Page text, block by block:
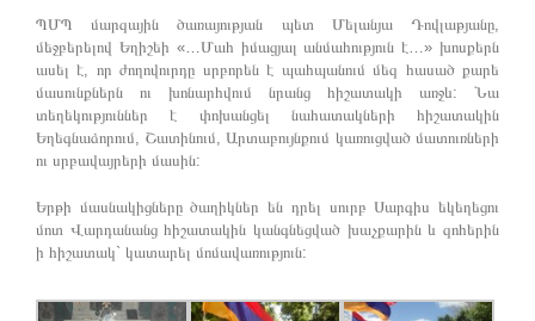
ՊՄՊ մարզային ծառայության պետ Մելանյա Դովլաթյանը,
մեջբերելով Եղիշեի «…Մահ իմացյալ անմահություն է…» խոսքերն
ասել է, որ ժողովուրդը սրբորեն է պահպանում մեզ հասած քարե
մասունքներն ու խոնարհվում նրանց հիշատակի առջև: Նա
տեղեկություններ է փոխանցել նահատակների հիշատակին
Եղեգնաձորում, Շատինում, Արտաբույնքում կառուցված մատուռների
ու սրբավայրերի մասին:
Երթի մասնակիցները ծաղիկներ են դրել սուրբ Սարգիս եկեղեցու
մոտ Վարդանանց հիշատակին կանգնեցված խաչքարին և զոհերին
ի հիշատակ` կատարել մոմավառություն: